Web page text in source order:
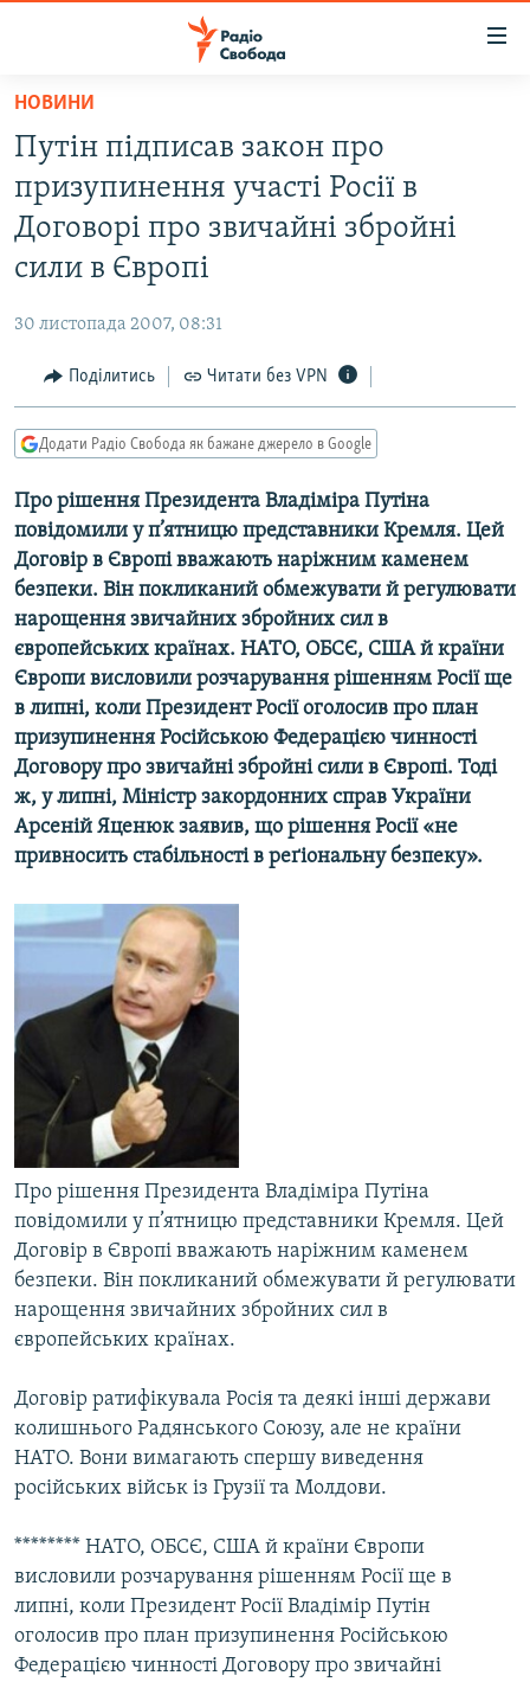
Перейти
основного
матеріалу
Перейти
до
основної
Перейти
пошуку
ВСЕ ЗА ДОБУ
СТАТТІ
КУЛЬТУРА
СПОРТ
СВІТ
ДОНБАС.РЕАЛІЇ
КРИМ.РЕАЛІЇ
ТИ ЯК?
КИТАЙ.ВИКЛИКИ
МУЛЬТИМЕДІА
ФОТО
СПЕЦПРОЄКТИ
ПОДКАСТИ
КРИМ РЕАЛІЇ
РУС
УКР
КТАТ
ДОЛУЧАЙСЯ!
Усі сайти RFE/RL
НОВИНИ
Путін підписав закон про
призупинення участі Росії в
Договорі про звичайні збройні
сили в Європі
30 листопада 2007, 08:31
Поділитись Читати без VPN
Додати Радіо Свобода як бажане джерело в Google
Про рішення Президента Владіміра Путіна
повідомили у п’ятницю представники Кремля. Цей
Договір в Європі вважають наріжним каменем
безпеки. Він покликаний обмежувати й регулювати
нарощення звичайних збройних сил в
європейських країнах. НАТО, ОБСЄ, США й країни
Європи висловили розчарування рішенням Росії ще
в липні, коли Президент Росії оголосив про план
призупинення Російською Федерацією чинності
Договору про звичайні збройні сили в Європі. Тоді
ж, у липні, Міністр закордонних справ України
Арсеній Яценюк заявив, що рішення Росії «не
привносить стабільності в реґіональну безпеку».
Про рішення Президента Владіміра Путіна
повідомили у п’ятницю представники Кремля. Цей
Договір в Європі вважають наріжним каменем
безпеки. Він покликаний обмежувати й регулювати
нарощення звичайних збройних сил в
європейських країнах.
Договір ратифікувала Росія та деякі інші держави
колишнього Радянського Союзу, але не країни
НАТО. Вони вимагають спершу виведення
російських військ із Грузії та Молдови.
******** НАТО, ОБСЄ, США й країни Європи
висловили розчарування рішенням Росії ще в
липні, коли Президент Росії Владімір Путін
оголосив про план призупинення Російською
Федерацією чинності Договору про звичайні